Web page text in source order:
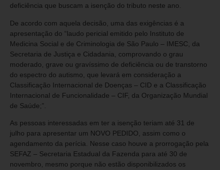
deficiência que buscam a isenção do tributo neste ano.
De acordo com aquela decisão, uma das exigências é a
apresentação do “laudo pericial emitido pelo Instituto de
Medicina Social e de Criminologia de São Paulo – IMESC, da
Secretaria de Justiça e Cidadania, comprovando o grau
moderado, grave ou gravíssimo de deficiência ou de transtorno
do espectro do autismo, que levará em consideração a
Classificação Internacional de Doenças – CID e a Classificação
Internacional de Funcionalidade – CIF, da Organização Mundial
de Saúde;”.
As pessoas interessadas em ter a isenção teriam até 31 de
julho para apresentar um NOVO PEDIDO, assim como o
agendamento da perícia. Nesse caso houve a prorrogação pela
SEFAZ – Secretaria Estadual da Fazenda para até 30 de
novembro, mesmo porque não estão disponibilizados os